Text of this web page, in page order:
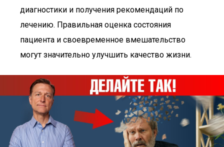
диагностики и получения рекомендаций по
лечению. Правильная оценка состояния
пациента и своевременное вмешательство
могут значительно улучшить качество жизни.